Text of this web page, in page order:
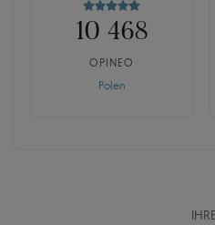
10 468
OPINEO
Polen
IHRE